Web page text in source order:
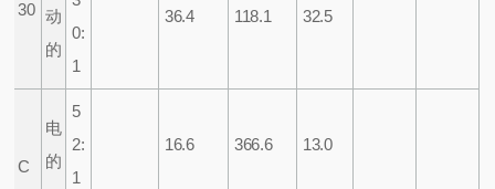
30 动
的
0:
1
36.4 118.1 32.5
C
电
的
5
2:
1
16.6 366.6 13.0